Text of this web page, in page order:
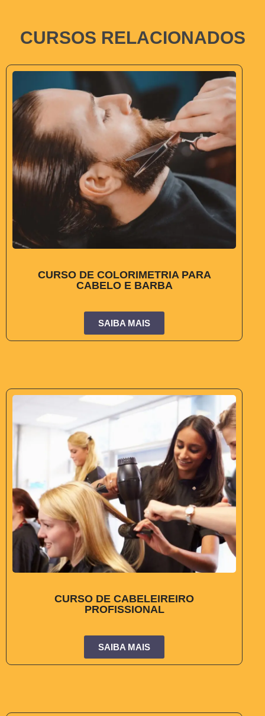
CURSOS RELACIONADOS
CURSO DE COLORIMETRIA PARA
CABELO E BARBA
SAIBA MAIS
CURSO DE CABELEIREIRO
PROFISSIONAL
SAIBA MAIS